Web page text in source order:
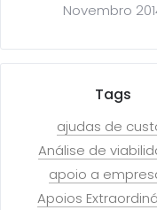
Novembro
Tags
ajudas de
Análise de
apoio a
Apoios